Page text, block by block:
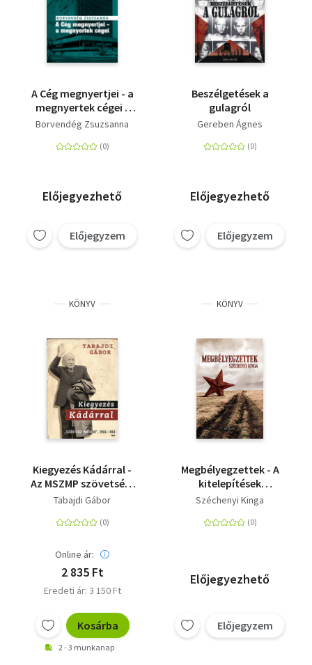
A Cég megnyertjei - a
megnyertek cégei -
Titkosszolgálati
valutakitermelés a
Borvendég Zsuzsanna
Előjegyezhető
Előjegyzem
Beszélgetések a
gulagról
Gereben Ágnes
Előjegyezhető
Előjegyzem
KÖNYV
Kiegyezés Kádárral -
Az MSZMP szövetségi
politikája (1956-1963)
Tabajdi Gábor
Online ár:
2 835 Ft
Eredeti ár: 3 150 Ft
Kosárba
2 - 3 munkanap
KÖNYV
Megbélyegzettek - A
kitelepítések
története
Széchenyi Kinga
Előjegyezhető
Előjegyzem